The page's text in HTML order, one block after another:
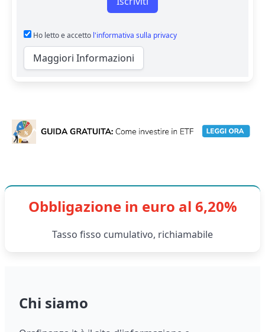
Ho letto e accetto l'informativa sulla privacy
Maggiori Informazioni
Obbligazione in euro al 6,20%
Tasso fisso cumulativo, richiamabile
Chi siamo